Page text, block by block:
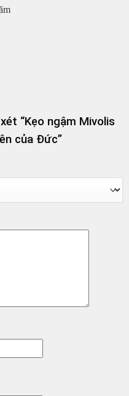
“Kẹo ngậm Mivolis
của Đức”